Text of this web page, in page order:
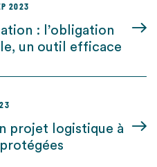
2023
: l’obligation
un outil efficace
projet logistique à